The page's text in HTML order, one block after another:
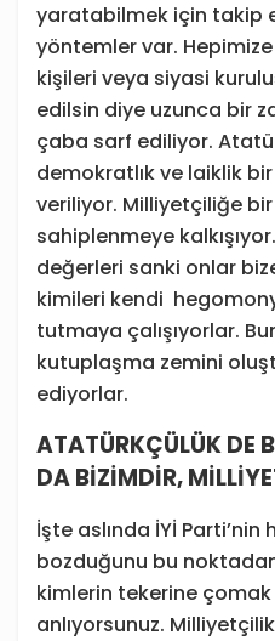
yaratabilmek için takip
yöntemler var.
kişileri veya siyasi
edilsin diye uzunca bir
çaba sarf ediliyor.
demokratlık ve laiklik
veriliyor. Milliyetçiliğe
sahiplenmeye
değerleri sanki onlar
kimileri kendi
tutmaya çalışıyorlar.
kutuplaşma zemini
ediyorlar.
ATATÜRKÇÜLÜK DE
DA BİZİMDİR,
İşte aslında İYİ Parti’nin
bozduğunu bu
kimlerin tekerine
anlıyorsunuz.